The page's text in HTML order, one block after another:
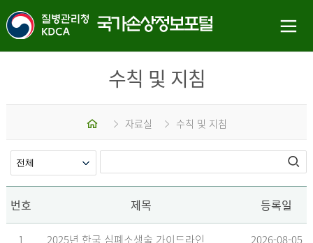
수칙 및 지침
자료실 수칙 및 지침
번호 제목 등록일
1 2025년 한국 심폐소생술 가이드라인 2026-08-05